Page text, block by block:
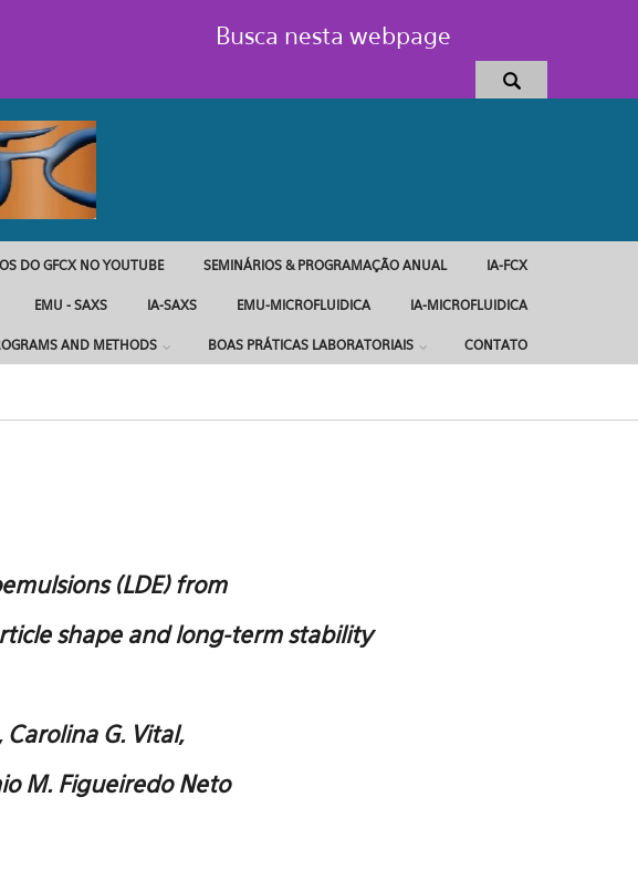
Busca nesta webpage
DO GFCX NO YOUTUBE SEMINÁRIOS & PROGRAMAÇÃO ANUAL IA-FCX
EMU - SAXS IA-SAXS EMU-MICROFLUIDICA IA-MICROFLUIDICA
AND METHODS BOAS PRÁTICAS LABORATORIAIS CONTATO
(LDE) from
shape and long-term stability
Carolina G. Vital,
M. Figueiredo Neto